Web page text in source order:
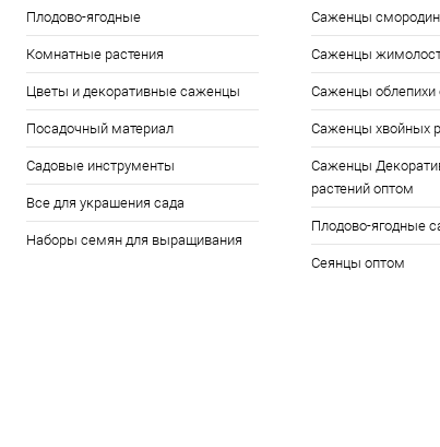
Плодово-ягодные
Комнатные растения
Цветы и декоративные саженцы
Посадочный материал
Садовые инструменты
Все для украшения сада
Наборы семян для выращивания
Саженцы
Саженцы
Саженцы облепихи
Саженцы хвойных
Саженцы
растений оптом
Плодово-ягодные
Сеянцы оптом